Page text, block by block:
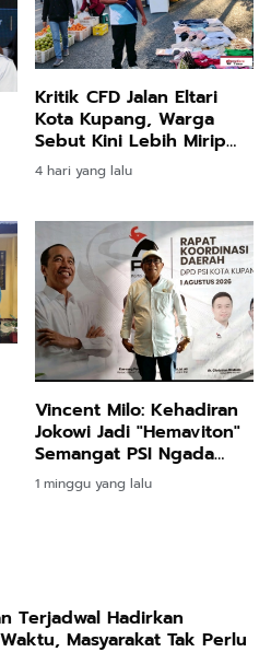
Kritik CFD Jalan Eltari
Kota Kupang, Warga
Sebut Kini Lebih Mirip
Pasar Pagi daripada
Tempat Olahraga
4 hari yang lalu
Vincent Milo: Kehadiran
Jokowi Jadi "Hemaviton"
Semangat PSI Ngada
Hadapi Pemilu 2029
1 minggu yang lalu
Terjadwal Hadirkan
Masyarakat Tak Perlu